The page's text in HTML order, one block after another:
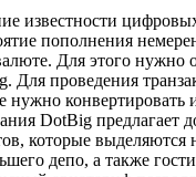
известности
пополнения
Для этого нужно
Для проведения
нужно конвертировать
DotBig предлагает
которые выделяются
депо, а также